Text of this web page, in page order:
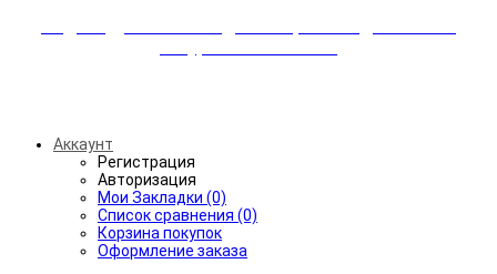
Аккаунт
Регистрация
Авторизация
Мои Закладки (0)
Список сравнения (0)
Корзина покупок
Оформление заказа